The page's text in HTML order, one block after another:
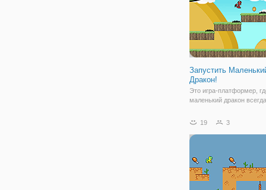
Запустить
Дракон!
Это игра-платформер,
маленький дракон
Вы можете прыгать с
можете, вы будете
питания. Нет
19 3